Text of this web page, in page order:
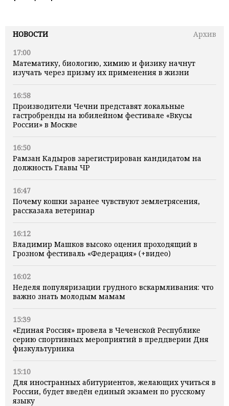
НОВОСТИ
Архив
17:00
Математику, биологию, химию и физику начнут
изучать через призму их применения в жизни
16:58
Производители Чечни представят локальные
гастробренды на юбилейном фестивале «Вкусы
России» в Москве
16:50
Рамзан Кадыров зарегистрирован кандидатом на
должность Главы ЧР
16:47
Почему кошки заранее чувствуют землетрясения,
рассказала ветеринар
16:12
Владимир Машков высоко оценил проходящий в
Грозном фестиваль «Федерация» (+видео)
16:02
Неделя популяризации грудного вскармливания: что
важно знать молодым мамам
15:39
«Единая Россия» провела в Чеченской Республике
серию спортивных мероприятий в преддверии Дня
физкультурника
15:10
Для иностранных абитуриентов, желающих учиться в
России, будет введён единый экзамен по русскому
языку